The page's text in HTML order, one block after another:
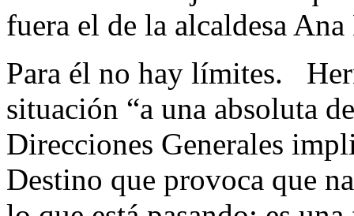
fuera el de la alcaldesa
Para él no hay límites.
situación “a una absoluta
Direcciones Generales
Destino que provoca que